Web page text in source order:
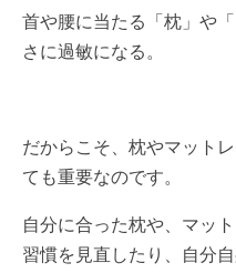
首や腰に当たる「枕」や
さに過敏になる。
だからこそ、枕やマット
ても重要なのです。
自分に合った枕や、マッ
習慣を見直したり、自分